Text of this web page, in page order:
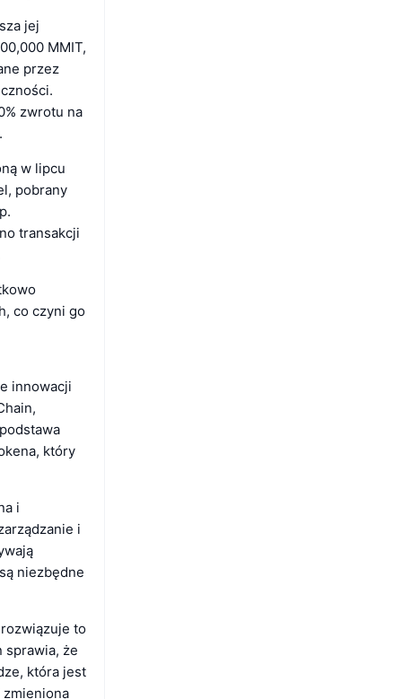
jej
MMIT,
przez
zwrotu na
w lipcu
pobrany
transakcji
co czyni go
innowacji
który
i
i
niezbędne
to
sprawia, że
która jest
zmieniona